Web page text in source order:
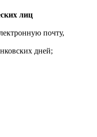
лиц
почту,
дней;